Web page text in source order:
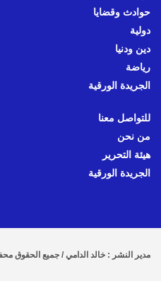
حوادث وقضايا
دولية
دين ودنيا
رياضة
الجريدة الورقية
للتواصل معنا
من نحن
هيئة التحرير
الجريدة الورقية
مدير النشر : خالد الدامي / جميع الحقوق